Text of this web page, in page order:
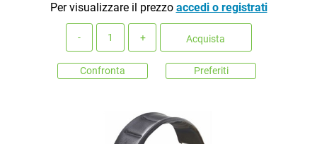
Per visualizzare il prezzo accedi o registrati
Acquista
Confronta Preferiti